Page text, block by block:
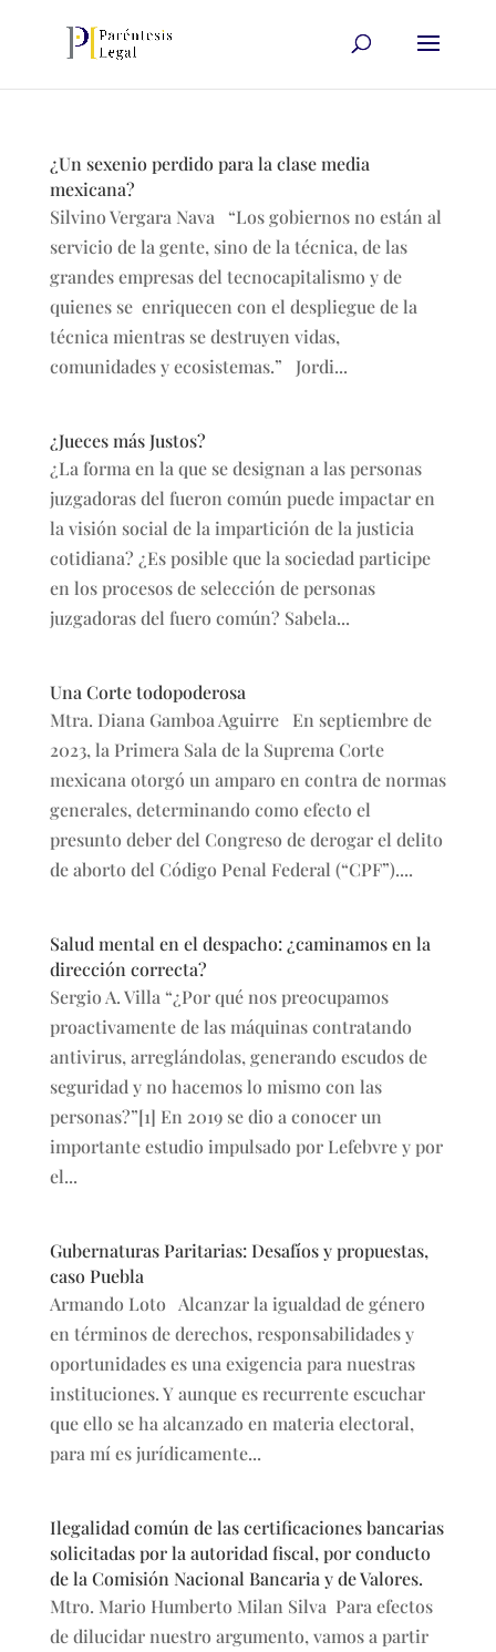
¿Un sexenio perdido para la clase media
mexicana?
Silvino Vergara Nava “Los gobiernos no están al
servicio de la gente, sino de la técnica, de las
grandes empresas del tecnocapitalismo y de
quienes se enriquecen con el despliegue de la
técnica mientras se destruyen vidas,
comunidades y ecosistemas.” Jordi...
¿Jueces más Justos?
¿La forma en la que se designan a las personas
juzgadoras del fueron común puede impactar en
la visión social de la impartición de la justicia
cotidiana? ¿Es posible que la sociedad participe
en los procesos de selección de personas
juzgadoras del fuero común? Sabela...
Una Corte todopoderosa
Mtra. Diana Gamboa Aguirre En septiembre de
2023, la Primera Sala de la Suprema Corte
mexicana otorgó un amparo en contra de normas
generales, determinando como efecto el
presunto deber del Congreso de derogar el delito
de aborto del Código Penal Federal (“CPF”)....
Salud mental en el despacho: ¿caminamos en la
dirección correcta?
Sergio A. Villa “¿Por qué nos preocupamos
proactivamente de las máquinas contratando
antivirus, arreglándolas, generando escudos de
seguridad y no hacemos lo mismo con las
personas?”[1] En 2019 se dio a conocer un
importante estudio impulsado por Lefebvre y por
el...
Gubernaturas Paritarias: Desafíos y propuestas,
caso Puebla
Armando Loto Alcanzar la igualdad de género
en términos de derechos, responsabilidades y
oportunidades es una exigencia para nuestras
instituciones. Y aunque es recurrente escuchar
que ello se ha alcanzado en materia electoral,
para mí es jurídicamente...
Ilegalidad común de las certificaciones bancarias
solicitadas por la autoridad fiscal, por conducto
de la Comisión Nacional Bancaria y de Valores.
Mtro. Mario Humberto Milan Silva Para efectos
de dilucidar nuestro argumento, vamos a partir